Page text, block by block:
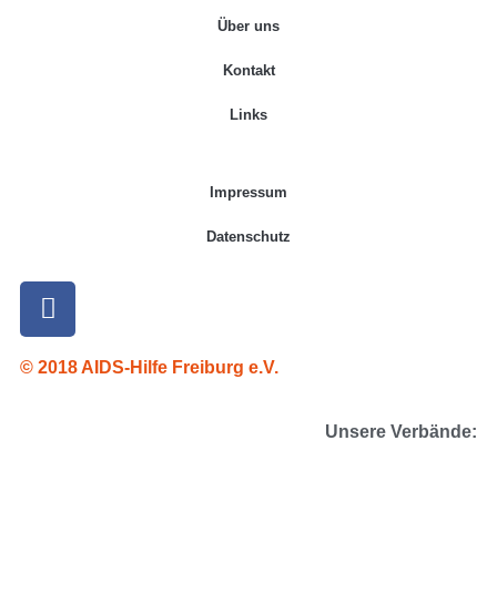
Über uns
Kontakt
Links
Impressum
Datenschutz
© 2018 AIDS-Hilfe Freiburg e.V.
Unsere Verbände: